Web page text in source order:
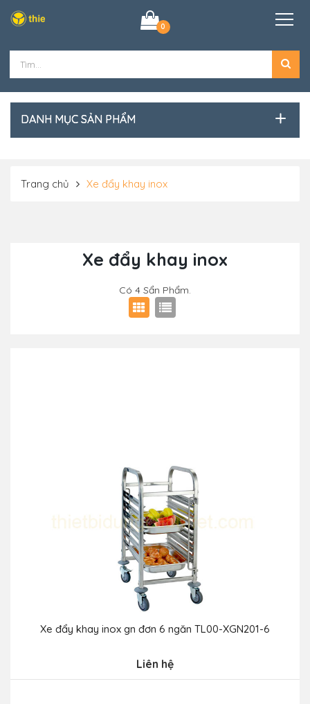
0
DANH MỤC SẢN PHẨM
Trang chủ Xe đẩy khay inox
Xe đẩy khay inox
Có 4 Sẩn Phẩm.
Xe đẩy khay inox gn đơn 6 ngăn TL00-XGN201-6
Liên hệ